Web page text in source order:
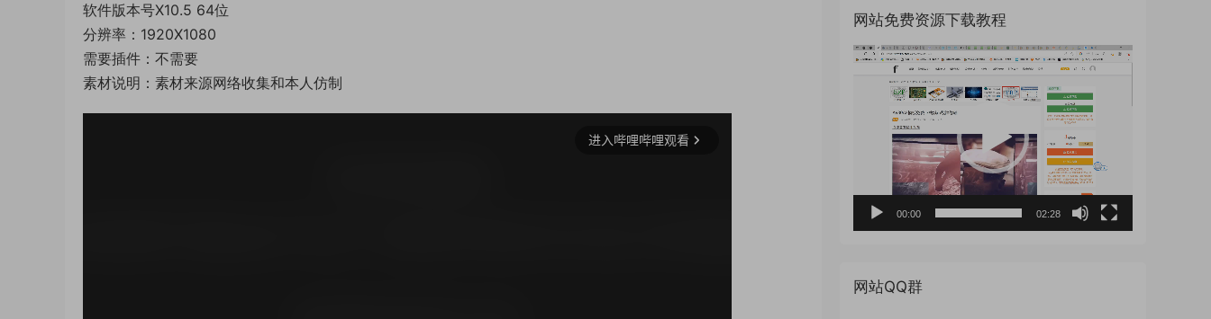
软件版本号X10.5 64位
分辨率：1920X1080
需要插件：不需要
素材说明：素材来源网络收集和本人仿制
网站免费资源下载教程
视
00:00 02:28
网站QQ群